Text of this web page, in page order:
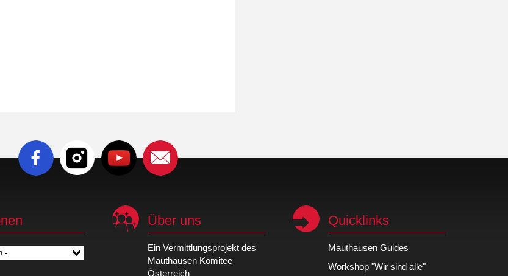
-
Über uns
Ein Vermittlungsprojekt des
Mauthausen Komitee
Österreich
Quicklinks
Mauthausen Guides
Workshop "Wir sind alle"